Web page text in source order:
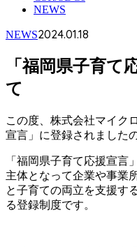
NEWS
NEWS2024.01.18
「福岡県子育て
て
この度、株式会社マイク
宣言」に登録されました
「福岡県子育て応援宣言
主体となって企業や事業
と子育ての両立を支援す
る登録制度です。